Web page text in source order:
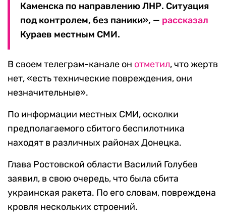
Каменска по направлению ЛНР. Ситуация
под контролем, без паники», — рассказал
Кураев местным СМИ.
В своем телеграм-канале он отметил, что жертв
нет, «есть технические повреждения, они
незначительные».
По информации местных СМИ, осколки
предполагаемого сбитого беспилотника
находят в различных районах Донецка.
Глава Ростовской области Василий Голубев
заявил, в свою очередь, что была сбита
украинская ракета. По его словам, повреждена
кровля нескольких строений.